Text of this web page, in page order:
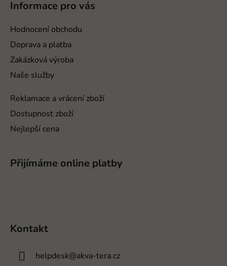
Informace pro vás
Hodnocení obchodu
Doprava a platba
Zakázková výroba
Naše služby
Reklamace a vrácení zboží
Dostupnost zboží
Nejlepší cena
Přijímáme online platby
Kontakt
helpdesk@akva-tera.cz